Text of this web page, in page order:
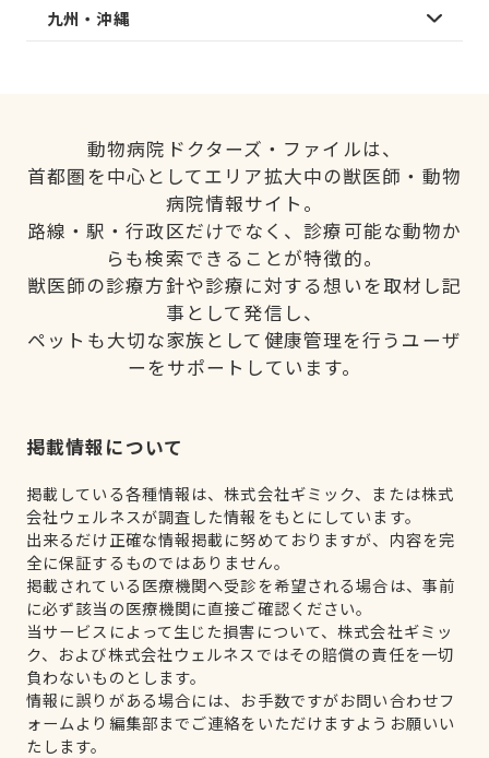
九州・沖縄
動物病院ドクターズ・ファイルは、
首都圏を中心としてエリア拡大中の獣医師・動物
病院情報サイト。
路線・駅・行政区だけでなく、診療可能な動物か
らも検索できることが特徴的。
獣医師の診療方針や診療に対する想いを取材し記
事として発信し、
ペットも大切な家族として健康管理を行うユーザ
ーをサポートしています。
掲載情報について
掲載している各種情報は、株式会社ギミック、または株式
会社ウェルネスが調査した情報をもとにしています。
出来るだけ正確な情報掲載に努めておりますが、内容を完
全に保証するものではありません。
掲載されている医療機関へ受診を希望される場合は、事前
に必ず該当の医療機関に直接ご確認ください。
当サービスによって生じた損害について、株式会社ギミッ
ク、および株式会社ウェルネスではその賠償の責任を一切
負わないものとします。
情報に誤りがある場合には、お手数ですがお問い合わせフ
ォームより編集部までご連絡をいただけますようお願いい
たします。